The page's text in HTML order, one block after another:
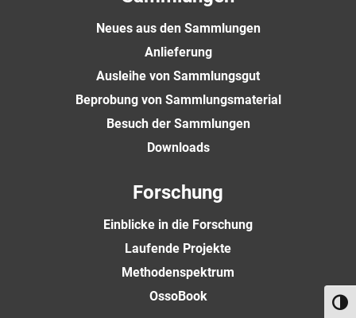
Neues aus den Sammlungen
Anlieferung
Ausleihe von Sammlungsgut
Beprobung von Sammlungsmaterial
Besuch der Sammlungen
Downloads
Forschung
Einblicke in die Forschung
Laufende Projekte
Methodenspektrum
OssoBook